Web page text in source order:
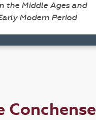
the Middle Ages and
Modern Period
Conchense